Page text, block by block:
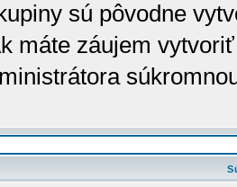
sú pôvodne
máte záujem